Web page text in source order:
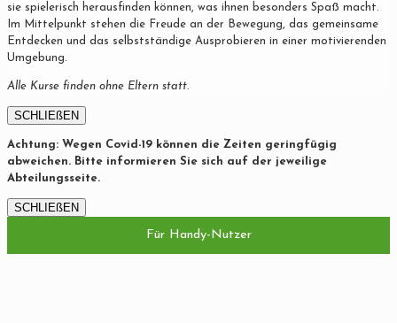
sie spielerisch herausfinden können, was ihnen besonders Spaß macht.
Im Mittelpunkt stehen die Freude an der Bewegung, das gemeinsame
Entdecken und das selbstständige Ausprobieren in einer motivierenden
Umgebung.
Alle Kurse finden ohne Eltern statt.
SCHLIEßEN
Achtung: Wegen Covid-19 können die Zeiten geringfügig
abweichen. Bitte informieren Sie sich auf der jeweilige
Abteilungsseite.
SCHLIEßEN
Für Handy-Nutzer